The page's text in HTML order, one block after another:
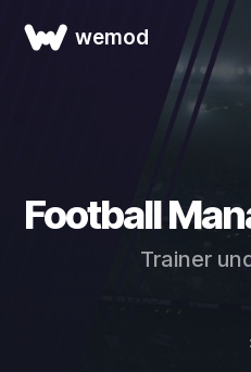
wemod
Football
Trainer